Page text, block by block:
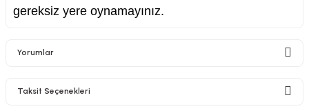
gereksiz yere oynamayınız.
Yorumlar
Taksit Seçenekleri